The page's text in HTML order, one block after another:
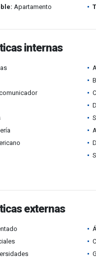
Apartamento
internas
externas